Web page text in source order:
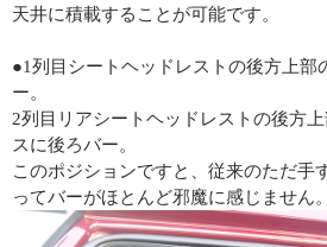
天井に積載することが可能です。
●1列目シートヘッドレストの後方上部
ー。
2列目リアシートヘッドレストの後方
スに後ろバー。
このポジションですと、従来のただ手
ってバーがほとんど邪魔に感じません。